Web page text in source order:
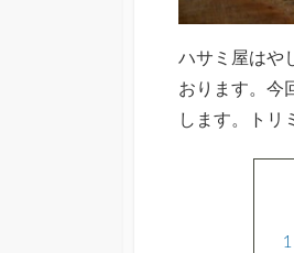
ハサミ屋はや
おります。今
します。トリ
1